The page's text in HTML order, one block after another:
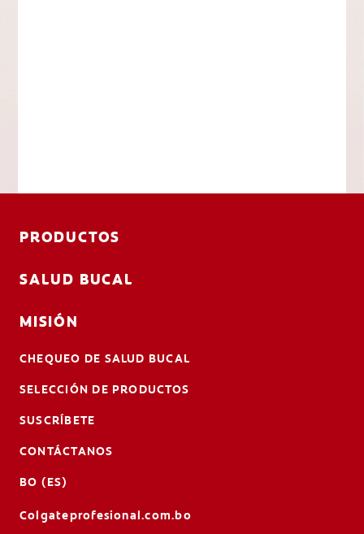
PRODUCTOS
SALUD BUCAL
MISIÓN
CHEQUEO DE SALUD BUCAL
SELECCIÓN DE PRODUCTOS
SUSCRÍBETE
CONTÁCTANOS
BO (ES)
Colgateprofesional.com.bo